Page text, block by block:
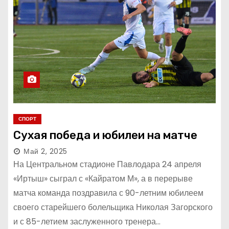
СПОРТ
Сухая победа и юбилеи на матче
Май 2, 2025
На Центральном стадионе Павлодара 24 апреля
«Иртыш» сыграл с «Кайратом М», а в перерыве
матча команда поздравила с 90-летним юбилеем
своего старейшего болельщика Николая Загорского
и с 85-летием заслуженного тренера…